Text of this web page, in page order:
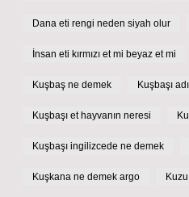
Dana eti rengi neden siyah olur
İnsan eti kırmızı et mi beyaz et mi
Kuşbaş ne demek Kuşbaşı
Kuşbaşı et hayvanın neresi
Kuşbaşı ingilizcede ne demek
Kuşkana ne demek argo